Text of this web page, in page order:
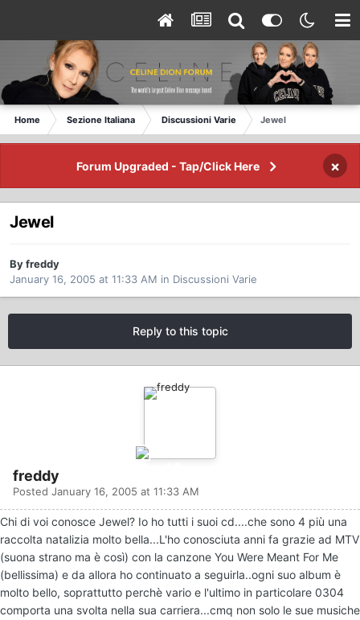
Home Sezione Italiana Discussioni Varie Jewel
Forum Upgraded - Tap/Click Here ×
Jewel
By freddy
January 16, 2005 at 11:33 AM in Discussioni Varie
Reply to this topic
freddy
Posted January 16, 2005 at 11:33 AM
Chi di voi conosce Jewel? Io ho tutti i suoi cd....che sono 4 più una
raccolta natalizia molto bella...L'ho conosciuta anni fa grazie ad MTV
(suona strano ma è così) con la canzone You Were Meant For Me
(bellissima) e da allora ho continuato a seguirla..ogni suo album è
molto bello, soprattutto perchè vario e l'ultimo in particolare 0304
comporta una svolta nella sua carriera...cmq non solo le sue musiche